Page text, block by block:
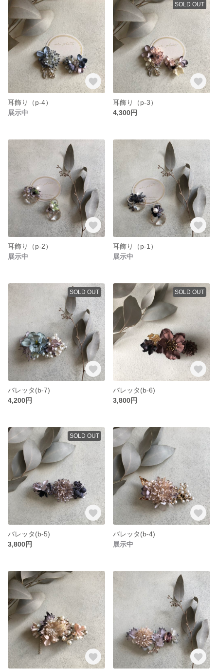
耳飾り（p-4）
展示中
SOLD OUT
耳飾り（p-3）
4,300円
耳飾り（p-2）
展示中
耳飾り（p-1）
展示中
SOLD OUT
バレッタ(b-7)
4,200円
SOLD OUT
バレッタ(b-6)
3,800円
SOLD OUT
バレッタ(b-5)
3,800円
バレッタ(b-4)
展示中